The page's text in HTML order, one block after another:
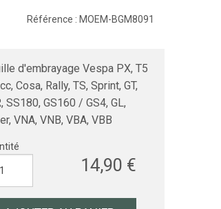
Référence : MOEM-BGM8091
d'embrayage Vespa PX, T5
Cosa, Rally, TS, Sprint, GT,
SS180, GS160 / GS4, GL,
VNA, VNB, VBA, VBB
14,90 €